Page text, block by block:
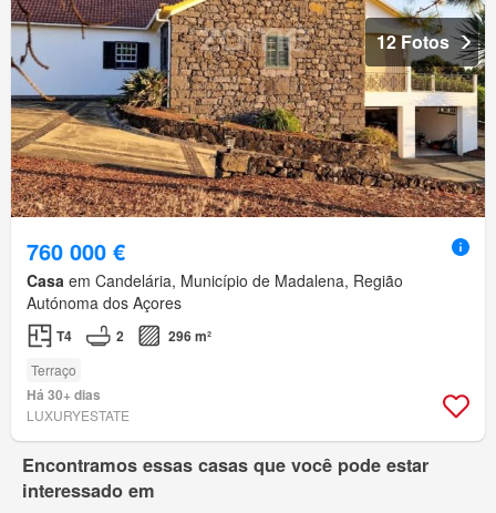
12 Fotos
760 000 €
Casa em Candelária, Município de Madalena, Região
Autónoma dos Açores
T4 2 296 m²
Terraço
Há 30+ dias
LUXURYESTATE
Encontramos essas casas que você pode estar
interessado em